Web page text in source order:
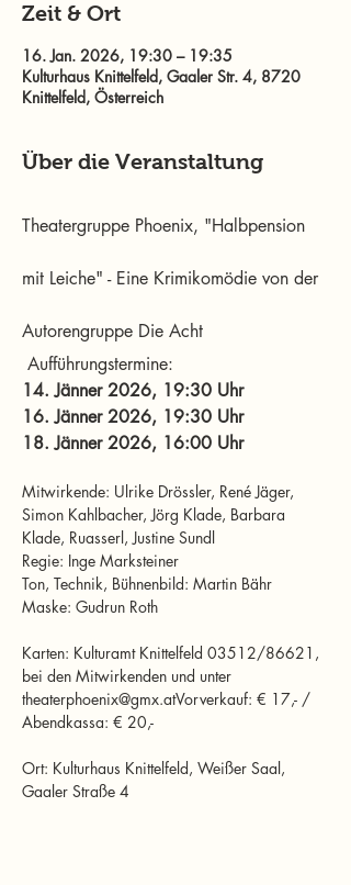
Zeit & Ort
16. Jan. 2026, 19:30 – 19:35
Kulturhaus Knittelfeld, Gaaler Str. 4, 8720
Knittelfeld, Österreich
Über die Veranstaltung
Theatergruppe Phoenix, "Halbpension
mit Leiche" - Eine Krimikomödie von der
Autorengruppe Die Acht
Aufführungstermine:
14. Jänner 2026, 19:30 Uhr
16. Jänner 2026, 19:30 Uhr
18. Jänner 2026, 16:00 Uhr
Mitwirkende: Ulrike Drössler, René Jäger,
Simon Kahlbacher, Jörg Klade, Barbara
Klade, Ruasserl, Justine Sundl
Regie: Inge Marksteiner
Ton, Technik, Bühnenbild: Martin Bähr
Maske: Gudrun Roth
Karten: Kulturamt Knittelfeld 03512/86621,
bei den Mitwirkenden und unter
theaterphoenix@gmx.atVorverkauf: € 17,- /
Abendkassa: € 20,-
Ort: Kulturhaus Knittelfeld, Weißer Saal,
Gaaler Straße 4